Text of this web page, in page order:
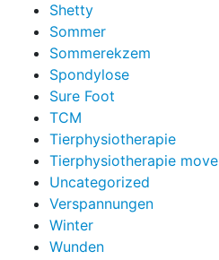
Shetty
Sommer
Sommerekzem
Spondylose
Sure Foot
TCM
Tierphysiotherapie
Tierphysiotherapie move
Uncategorized
Verspannungen
Winter
Wunden